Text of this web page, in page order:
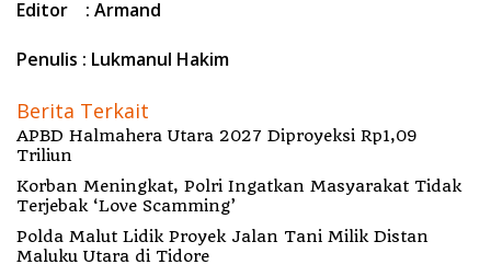
Editor : Armand
Penulis : Lukmanul Hakim
Berita Terkait
APBD Halmahera Utara 2027 Diproyeksi Rp1,09
Triliun
Korban Meningkat, Polri Ingatkan Masyarakat Tidak
Terjebak ‘Love Scamming’
Polda Malut Lidik Proyek Jalan Tani Milik Distan
Maluku Utara di Tidore